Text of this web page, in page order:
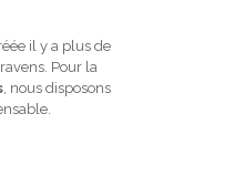
il y a plus de
Pour la
, nous disposons